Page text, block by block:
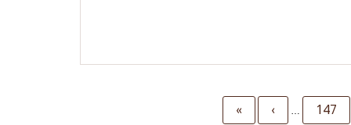
First
«
Previous
‹ … Page
147